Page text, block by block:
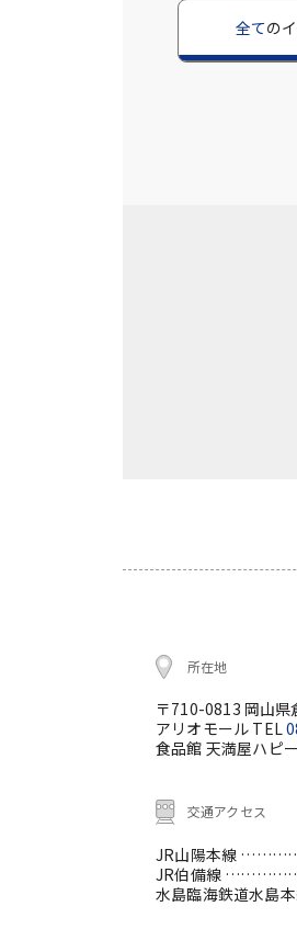
全ての
所在地
〒710-0813 岡山県
アリオモール TEL
食品館 天満屋ハピ
交通アクセス
JR山陽本線
JR伯備線
水島臨海鉄道水